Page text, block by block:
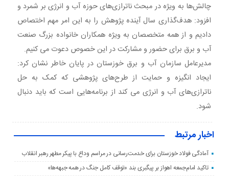
چالش‌ها به ویژه در مبحث ناترازی‌های حوزه آب و انرژی بر شمرد و
افزود: هدف‌گذاری سال آینده پژوهش را به این امر مهم اختصاص
دادیم و از همه متخصصان به ویژه همکاران خانواده بزرگ صنعت
آب و برق برای حضور و مشارکت در این خصوص دعوت می کنیم.
مدیرعامل سازمان آب و برق خوزستان در پایان خاطر نشان کرد:
ایجاد انگیزه و حمایت از طرح‌های پژوهشی که کمک به حل
ناترازی‌های آب و انرژی می کند از برنامه‌هایی است که باید دنبال
شود.
اخبار مرتبط
آمادگی فولاد خوزستان برای خدمت‌رسانی در مراسم وداع با پیکر مطهر رهبر انقلاب
تاکید امام‌جمعه اهواز بر پیگبری بند «توقف کامل جنگ در همه جبهه‌ها»